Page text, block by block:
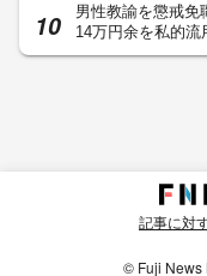
男性教諭を懲戒
14万円余を私的
記事に対
© Fuji News